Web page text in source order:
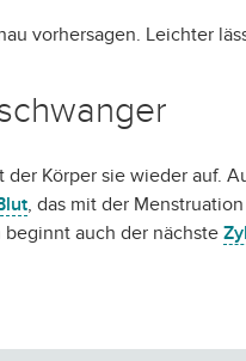
vorhersagen. Leichter
der Körper sie wieder auf.
, das mit der Menstruation
beginnt auch der nächste